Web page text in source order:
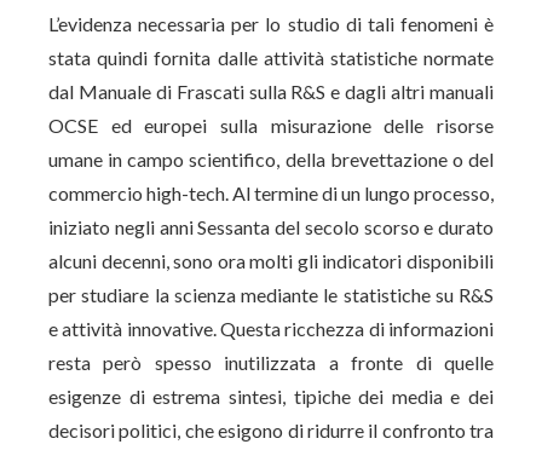
L’evidenza necessaria per lo studio di tali fenomeni è
stata quindi fornita dalle attività statistiche normate
dal Manuale di Frascati sulla R&S e dagli altri manuali
OCSE ed europei sulla misurazione delle risorse
umane in campo scientifico, della brevettazione o del
commercio high-tech. Al termine di un lungo processo,
iniziato negli anni Sessanta del secolo scorso e durato
alcuni decenni, sono ora molti gli indicatori disponibili
per studiare la scienza mediante le statistiche su R&S
e attività innovative. Questa ricchezza di informazioni
resta però spesso inutilizzata a fronte di quelle
esigenze di estrema sintesi, tipiche dei media e dei
decisori politici, che esigono di ridurre il confronto tra